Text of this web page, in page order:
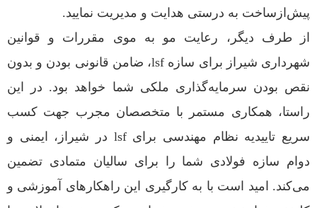
پیش‌از‌ساخت به درستی هدایت و مدیریت نمایید.
از طرف دیگر، رعایت مو به موی مقررات و قوانین
شهرداری شیراز برای سازه lsf، ضامن قانونی بودن و بدون
نقص بودن سرمایه‌گذاری ملکی شما خواهد بود. در این
راستا، همکاری مستمر با متخصصان مجرب جهت کسب
سریع تاییدیه نظام مهندسی برای lsf در شیراز، ایمنی و
دوام سازه فولادی شما را برای سالیان متمادی تضمین
می‌کند. امید است با به کارگیری این راهکارهای آموزشی و